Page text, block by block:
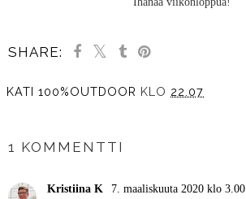
SHARE:
KATI 100%OUTDOOR KLO 22.07
1 KOMMENTTI
Kristiina K
7. maaliskuuta 2020 klo 3.00